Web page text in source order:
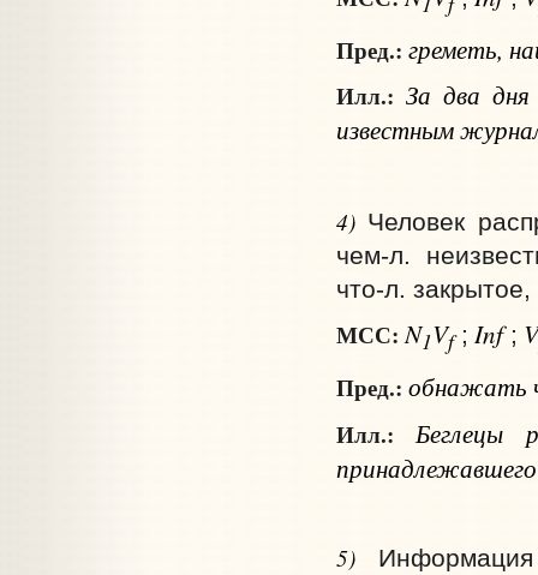
Пред.: греметь,
Илл.: За два дня
известным
4) Человек
чем‑л.
что‑л.
МСС: N1Vf; Inf; V
Пред.: обнажать
Илл.:
Беглецы
5)